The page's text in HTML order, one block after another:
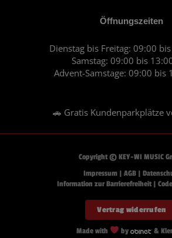
Öffnungszeiten
Dienstag bis Freitag: 09:00
Samstag: 09:00 bis
Advent-Samstage: 09:00 bis
🚗 Gratis Kundenparkplätze
Copyright © KEY-WI MUSIC
Impressum| AGB|
Information zur Barrierefreiheit|
Vertrag widerrufen
Made with by &